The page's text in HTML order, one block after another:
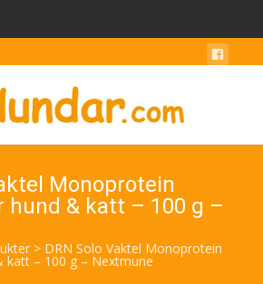
Monoprotein
hund & katt – 100 g –
> DRN Solo Vaktel Monoprotein
katt – 100 g – Nextmune